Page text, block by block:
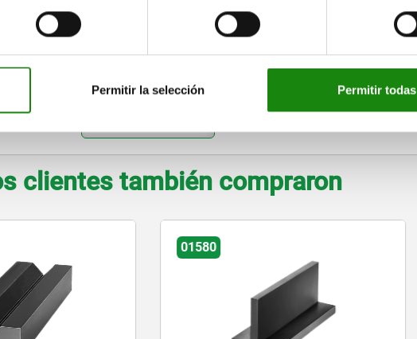
Permitir la selección Permitir todas
clientes también compraron
01580